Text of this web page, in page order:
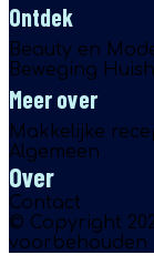
Ontdek
Beauty en
Beweging
Meer over
Makkelijke
Algemeen
Over
Contact
© Copyright
voorbehouden